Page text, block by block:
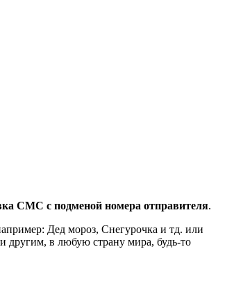
СМС с подменой номера отправителя.
Дед мороз, Снегурочка и тд. или
в любую страну мира, будь-то